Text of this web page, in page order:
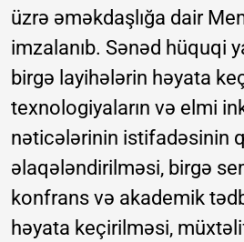
üzrə əməkdaşlığa dair
imzalanıb. Sənəd hüquqi
birgə layihələrin həyata
texnologiyaların və elmi
nəticələrinin istifadəsinin
əlaqələndirilməsi, birgə
konfrans və akademik
həyata keçirilməsi,